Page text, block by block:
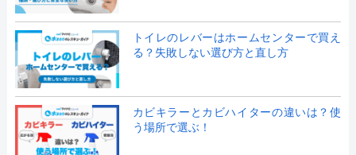
トイレのレバーはホームセンターで買え
る？失敗しない選び方と直し方
カビキラーとカビハイターの違いは？使
う場所で選ぶ！